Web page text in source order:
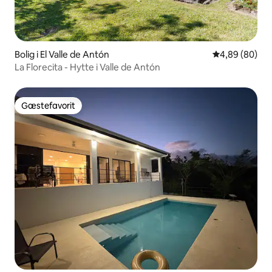
Bolig i El Valle de Antón 4,89 ud af 5 i
4,89 (80)
La Florecita - Hytte i Valle de Antón
Gæstefavorit
Gæstefavorit